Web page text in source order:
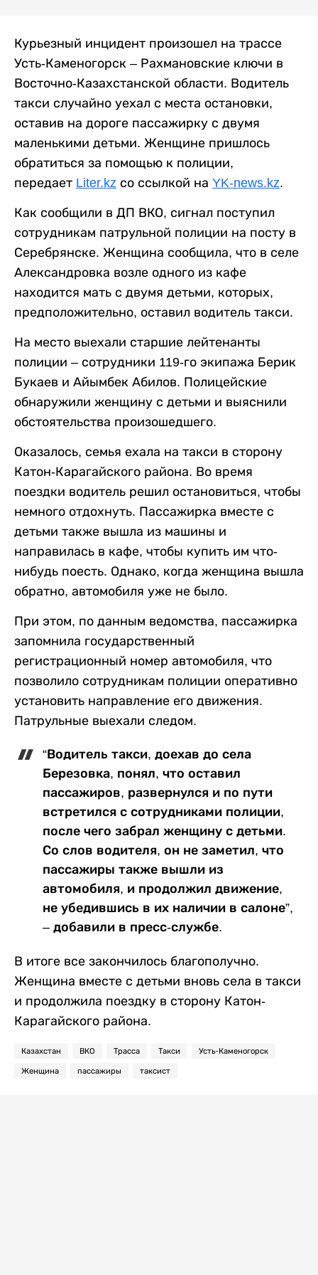
Курьезный инцидент произошел на трассе
Усть-Каменогорск – Рахмановские ключи в
Восточно-Казахстанской области. Водитель
такси случайно уехал с места остановки,
оставив на дороге пассажирку с двумя
маленькими детьми. Женщине пришлось
обратиться за помощью к полиции,
передает Liter.kz со ссылкой на YK-news.kz.
Как сообщили в ДП ВКО, сигнал поступил
сотрудникам патрульной полиции на посту в
Серебрянске. Женщина сообщила, что в селе
Александровка возле одного из кафе
находится мать с двумя детьми, которых,
предположительно, оставил водитель такси.
На место выехали старшие лейтенанты
полиции – сотрудники 119-го экипажа Берик
Букаев и Айымбек Абилов. Полицейские
обнаружили женщину с детьми и выяснили
обстоятельства произошедшего.
Оказалось, семья ехала на такси в сторону
Катон-Карагайского района. Во время
поездки водитель решил остановиться, чтобы
немного отдохнуть. Пассажирка вместе с
детьми также вышла из машины и
направилась в кафе, чтобы купить им что-
нибудь поесть. Однако, когда женщина вышла
обратно, автомобиля уже не было.
При этом, по данным ведомства, пассажирка
запомнила государственный
регистрационный номер автомобиля, что
позволило сотрудникам полиции оперативно
установить направление его движения.
Патрульные выехали следом.
“Водитель такси, доехав до села
Березовка, понял, что оставил
пассажиров, развернулся и по пути
встретился с сотрудниками полиции,
после чего забрал женщину с детьми.
Со слов водителя, он не заметил, что
пассажиры также вышли из
автомобиля, и продолжил движение,
не убедившись в их наличии в салоне”,
– добавили в пресс-службе.
В итоге все закончилось благополучно.
Женщина вместе с детьми вновь села в такси
и продолжила поездку в сторону Катон-
Карагайского района.
Казахстан ВКО Трасса Такси Усть-Каменогорск
Женщина пассажиры таксист